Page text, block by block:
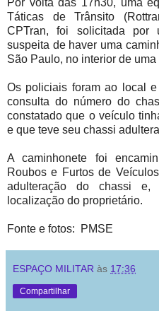
Táticas de Trânsito
CPTran, foi solicitada por
suspeita de haver uma
São Paulo, no interior de
Os policiais foram ao local
consulta do número do
constatado que o veículo
e que teve seu chassi
A caminhonete foi
Roubos e Furtos de
adulteração do chassi
localização do proprietário.
Fonte e fotos: PMSE
ESPAÇO MILITAR às 17:36
Compartilhar